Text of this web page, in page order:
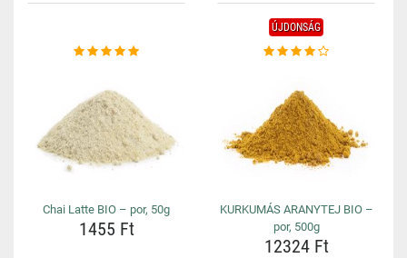
Chai Latte BIO – por, 50g
1455 Ft
ÚJDONSÁG
KURKUMÁS ARANYTEJ BIO –
por, 500g
12324 Ft